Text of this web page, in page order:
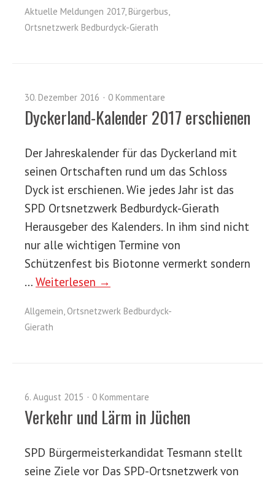
Aktuelle Meldungen 2017, Bürgerbus,
Ortsnetzwerk Bedburdyck-Gierath
30. Dezember 2016 0 Kommentare
Dyckerland-Kalender 2017 erschienen
Der Jahreskalender für das Dyckerland mit
seinen Ortschaften rund um das Schloss
Dyck ist erschienen. Wie jedes Jahr ist das
SPD Ortsnetzwerk Bedburdyck-Gierath
Herausgeber des Kalenders. In ihm sind nicht
nur alle wichtigen Termine von
Schützenfest bis Biotonne vermerkt sondern
… Weiterlesen →
Allgemein, Ortsnetzwerk Bedburdyck-
Gierath
6. August 2015 0 Kommentare
Verkehr und Lärm in Jüchen
SPD Bürgermeisterkandidat Tesmann stellt
seine Ziele vor Das SPD-Ortsnetzwerk von